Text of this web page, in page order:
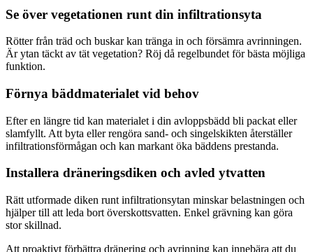
Se över vegetationen runt din infiltrationsyta
Rötter från träd och buskar kan tränga in och försämra avrinningen.
Är ytan täckt av tät vegetation? Röj då regelbundet för bästa möjliga
funktion.
Förnya bäddmaterialet vid behov
Efter en längre tid kan materialet i din avloppsbädd bli packat eller
slamfyllt. Att byta eller rengöra sand- och singelskikten återställer
infiltrationsförmågan och kan markant öka bäddens prestanda.
Installera dräneringsdiken och avled ytvatten
Rätt utformade diken runt infiltrationsytan minskar belastningen och
hjälper till att leda bort överskottsvatten. Enkel grävning kan göra
stor skillnad.
Att proaktivt förbättra dränering och avrinning kan innebära att du